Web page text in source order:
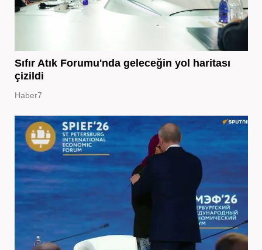
Sıfır Atık Forumu'nda geleceğin yol haritası
çizildi
Haber7